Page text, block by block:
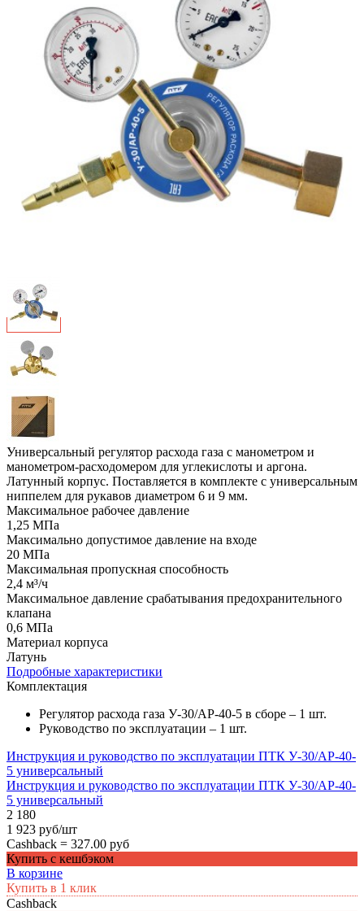
Универсальный регулятор расхода газа с манометром и
манометром-расходомером для углекислоты и аргона.
Латунный корпус. Поставляется в комплекте с универсальным
ниппелем для рукавов диаметром 6 и 9 мм.
Максимальное рабочее давление
1,25 МПа
Максимально допустимое давление на входе
20 МПа
Максимальная пропускная способность
2,4 м³/ч
Максимальное давление срабатывания предохранительного
клапана
0,6 МПа
Материал корпуса
Латунь
Подробные характеристики
Комплектация
Регулятор расхода газа У-30/АР-40-5 в сборе – 1 шт.
Руководство по эксплуатации – 1 шт.
Инструкция и руководство по эксплуатации ПТК У-30/АР-40-
5 универсальный
Инструкция и руководство по эксплуатации ПТК У-30/АР-40-
5 универсальный
2 180
1 923 руб/шт
Cashback = 327.00 руб
Купить с кешбэком
В корзине
Купить в 1 клик
Cashback